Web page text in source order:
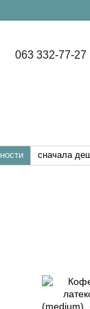
063 332-77-27
сначала